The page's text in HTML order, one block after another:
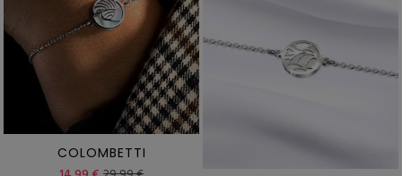
COLOMBETTI